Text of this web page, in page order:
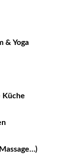
& Yoga
Küche